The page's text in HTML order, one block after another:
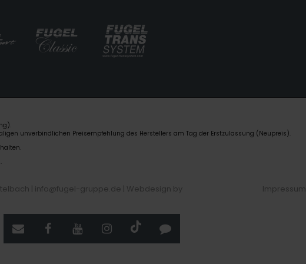
unverbindlichen Preisempfehlung des Herstellers am Tag der Erstzulassung (Neupreis).
| info@fugel-gruppe.de | Webdesign by
Impressum